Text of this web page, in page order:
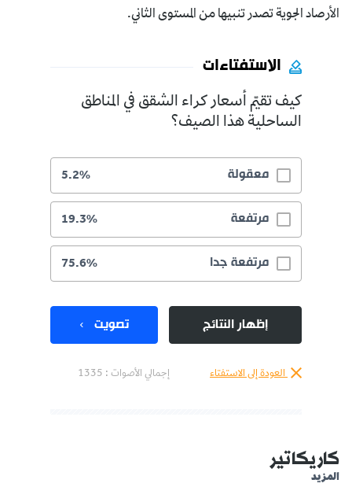
الأرصاد الجوية تصدر تنبيها من المستوى الثاني.
الاستفتاءات
كيف تقيّم أسعار كراء الشقق في المناطق
الساحلية هذا الصيف؟
معقولة 5.2%
مرتفعة 19.3%
مرتفعة جدا 75.6%
إظهار النتائج تصويت
العودة إلى الاستفتاء إجمالي الأصوات : 1335
كاريكاتير
المزيد